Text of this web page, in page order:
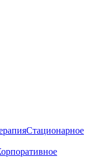
Стационарное